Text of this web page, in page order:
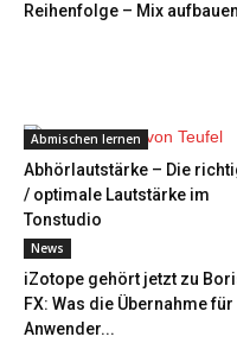
Reihenfolge – Mix aufbauen
Abmischen lernen
Abhörlautstärke – Die
/ optimale Lautstärke im
Tonstudio
News
iZotope gehört jetzt zu
FX: Was die Übernahme für
Anwender...